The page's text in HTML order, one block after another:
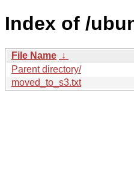
Index of /
File Name ↓
Parent directory/
moved_to_s3.txt